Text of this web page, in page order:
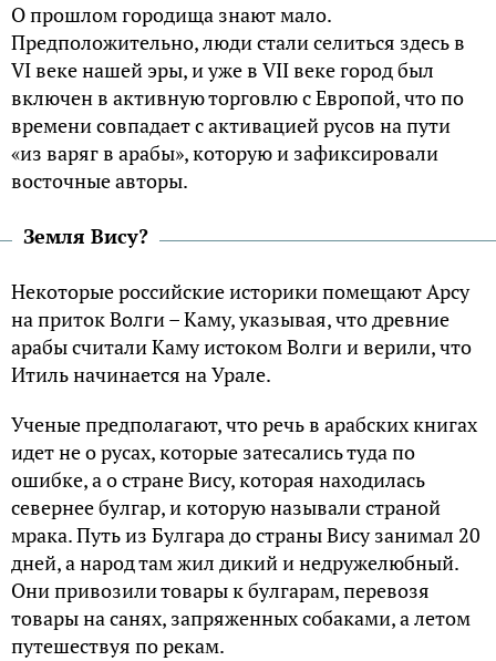
О прошлом городища знают мало.
Предположительно, люди стали селиться здесь в
VI веке нашей эры, и уже в VII веке город был
включен в активную торговлю с Европой, что по
времени совпадает с активацией русов на пути
«из варяг в арабы», которую и зафиксировали
восточные авторы.
Земля Вису?
Некоторые российские историки помещают Арсу
на приток Волги – Каму, указывая, что древние
арабы считали Каму истоком Волги и верили, что
Итиль начинается на Урале.
Ученые предполагают, что речь в арабских книгах
идет не о русах, которые затесались туда по
ошибке, а о стране Вису, которая находилась
севернее булгар, и которую называли страной
мрака. Путь из Булгара до страны Вису занимал 20
дней, а народ там жил дикий и недружелюбный.
Они привозили товары к булгарам, перевозя
товары на санях, запряженных собаками, а летом
путешествуя по рекам.